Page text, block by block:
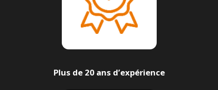
Plus de 20 ans d’expérience